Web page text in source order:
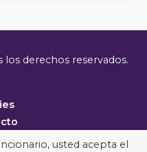
derechos reservados.
usted acepta el